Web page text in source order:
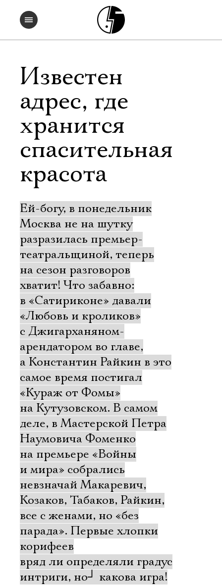
Известен
адрес, где
хранится
спасительная
красота
Ей-богу, в понедельник
Москва не на шутку
разразилась премьер-
театральщиной, теперь
на сезон разговоров
хватит! Что забавно:
в «Сатириконе» давали
«Любовь и кроликов»
с Джигарханяном-
арендатором во главе,
а Константин Райкин в это
самое время постигал
«Кураж от Фомы»
на Кутузовском. В самом
деле, в Мастерской Петра
Наумовича Фоменко
на премьере «Войны
и мира» собрались
невзначай Макаревич,
Козаков, Табаков, Райкин,
все с женами, но «без
парада». Первые хлопки
корифеев
вряд ли определяли градус
интриги, но┘ какова игра!